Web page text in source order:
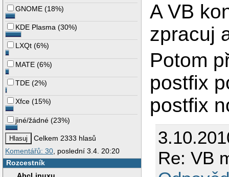
GNOME (18%)
KDE Plasma (30%)
LXQt (6%)
MATE (6%)
TDE (2%)
Xfce (15%)
jiné/žádné (23%)
Celkem 2333 hlasů
Komentářů: 30, poslední 3.4. 20:20
Rozcestník
A VB
zpracuj
Potom
postfix
postfix
Re: VB